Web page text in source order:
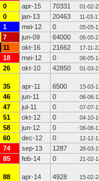
0 apr-15 70331 01-02-
0 jan-13 20463 11-03-
1 mei-12 0 05-05-
7 jun-09 64000 06-05-
11 okt-16 21662 17-11-
18 mei-12 0 06-05-
26 okt-10 42850 01-03-
35 apr-11 6500 15-03-
46 jun-11 0 06-06-
47 jul-11 0 07-07-
51 okt-12 0 04-10-
58 jun-12 0 06-06-
60 dec-12 0 12-12-
74 sep-13 1287 28-03-
85 feb-14 0 21-02-
88 apr-14 4928 15-02-